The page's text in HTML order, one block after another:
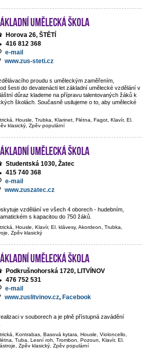
umělecká škola
Horova 26, ŠTĚTÍ
416 812 368
e-mail
www.zus-steti.cz
proudu s uměleckým zaměřením,
šesti do devatenácti let základní umělecké vzdělání v
důraz klademe na přípravu talentovaných žáků k
školách. Současně usilujeme o to, aby umělecké
Housle, Trubka, Klarinet, Flétna, Fagot, Klavír, El.
klasický, Zpěv populární
umělecká škola
Studentská 1030, Žatec
415 740 368
e-mail
www.zuszatec.cz
vzdělání ve všech 4 oborech - hudebním,
s kapacitou do 750 žáků.
Housle, Klavír, El. klávesy, Akordeon, Trubka,
Zpěv klasický
umělecká škola
Podkrušnohorská 1720, LITVÍNOV
476 752 531
e-mail
www.zuslitvinov.cz, Facebook
v souborech a je plně přístupná zavádění
Kontrabas, Basová kytara, Housle, Violoncello,
Tuba, Lesní roh, Trombon, Pozoun, Klavír, El.
Zpěv klasický, Zpěv populární